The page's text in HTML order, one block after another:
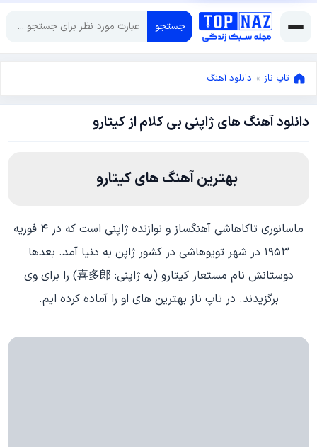
جستجو
تاپ ناز » دانلود آهنگ
دانلود آهنگ های ژاپنی بی کلام از کیتارو
ژوئن
بهترین آهنگ های کیتارو
ماسانوری تاکاهاشی آهنگساز و نوازنده ژاپنی است که در ۴ فوریه
۱۹۵۳ در شهر تویوهاشی در کشور ژاپن به دنیا آمد. بعدها
دوستانش نام مستعار کیتارو (به ژاپنی: 喜多郎) را برای وی
برگزیدند. در تاپ ناز بهترین های او را آماده کرده ایم.